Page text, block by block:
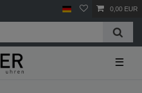
0,00 EUR
☰